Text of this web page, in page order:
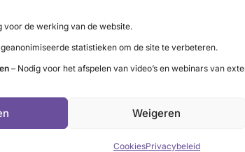
voor de werking van de website.
statistieken om de site te verbeteren.
– Nodig voor het afspelen van video’s en webinars van
Weigeren
CookiesPrivacybeleid